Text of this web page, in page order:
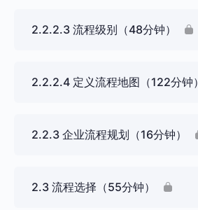
2.2.2.3 流程级别（48分钟）
2.2.2.4 定义流程地图（122分钟）
2.2.3 企业流程规划（16分钟）
2.3 流程选择（55分钟）